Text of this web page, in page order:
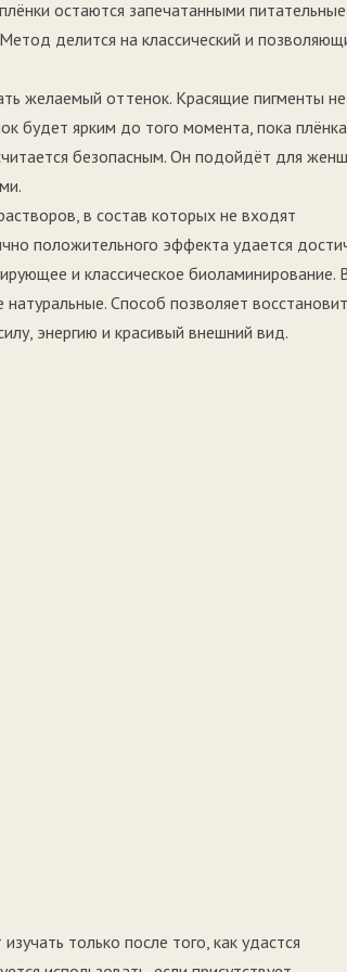
остаются запечатанными питательные
делится на классический и
желаемый оттенок. Красящие пигменты не
будет ярким до того момента, пока
безопасным. Он подойдёт для
в состав которых не входят
положительного эффекта удается
и классическое биоламинирование.
Способ позволяет
энергию и красивый внешний вид.
только после того, как удастся